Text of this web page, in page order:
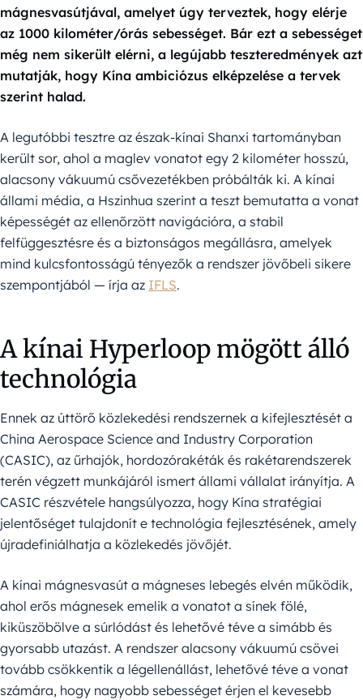
mágnesvasútjával, amelyet úgy terveztek, hogy elérje
az 1000 kilométer/órás sebességet. Bár ezt a sebességet
még nem sikerült elérni, a legújabb teszteredmények azt
mutatják, hogy Kína ambiciózus elképzelése a tervek
szerint halad.
A legutóbbi tesztre az észak-kínai Shanxi tartományban
került sor, ahol a maglev vonatot egy 2 kilométer hosszú,
alacsony vákuumú csővezetékben próbálták ki. A kínai
állami média, a Hszinhua szerint a teszt bemutatta a vonat
képességét az ellenőrzött navigációra, a stabil
felfüggesztésre és a biztonságos megállásra, amelyek
mind kulcsfontosságú tényezők a rendszer jövőbeli sikere
szempontjából — írja az IFLS.
A kínai Hyperloop mögött álló
technológia
Ennek az úttörő közlekedési rendszernek a kifejlesztését a
China Aerospace Science and Industry Corporation
(CASIC), az űrhajók, hordozórakéták és rakétarendszerek
terén végzett munkájáról ismert állami vállalat irányítja. A
CASIC részvétele hangsúlyozza, hogy Kína stratégiai
jelentőséget tulajdonít e technológia fejlesztésének, amely
újradefiniálhatja a közlekedés jövőjét.
A kínai mágnesvasút a mágneses lebegés elvén működik,
ahol erős mágnesek emelik a vonatot a sínek fölé,
kiküszöbölve a súrlódást és lehetővé téve a simább és
gyorsabb utazást. A rendszer alacsony vákuumú csövei
tovább csökkentik a légellenállást, lehetővé téve a vonat
számára, hogy nagyobb sebességet érjen el kevesebb